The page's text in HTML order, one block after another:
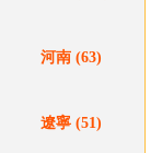
河南 (63)
遼寧 (51)